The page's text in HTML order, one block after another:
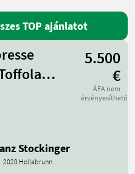
TOP ajánlatot
5.500
€
ÁFA nem
érvényesíthető
Stockinger
2020 Hollabrunn